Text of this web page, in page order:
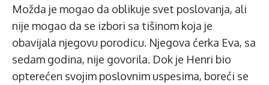
Možda je mogao da oblikuje svet poslovanja, ali
nije mogao da se izbori sa tišinom koja je
obavijala njegovu porodicu. Njegova ćerka Eva, sa
sedam godina, nije govorila. Dok je Henri bio
opterećen svojim poslovnim uspesima, boreći se